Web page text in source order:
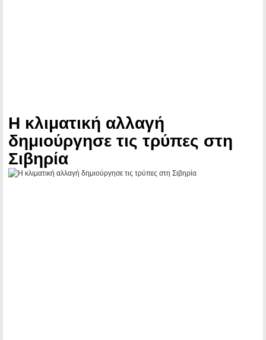
Η κλιματική αλλαγή
δημιούργησε τις τρύπες στη
Σιβηρία